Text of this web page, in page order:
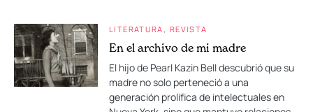
LITERATURA REVISTA
En el archivo de mi madre
El hijo de Pearl Kazin Bell descubrió que su
madre no solo perteneció a una
generación prolífica de intelectuales en